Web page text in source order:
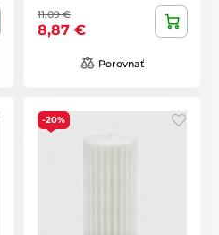
11,09 €
8,87 €
Porovnať
-20%